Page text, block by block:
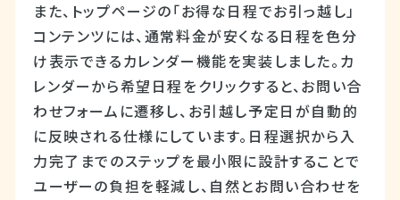
また、トップページの「お得な日程でお引っ越し」
コンテンツには、通常料金が安くなる日程を色分
け表示できるカレンダー機能を実装しました。カ
レンダーから希望日程をクリックすると、お問い合
わせフォームに遷移し、お引越し予定日が自動的
に反映される仕様にしています。日程選択から入
力完了までのステップを最小限に設計することで
ユーザーの負担を軽減し、自然とお問い合わせを